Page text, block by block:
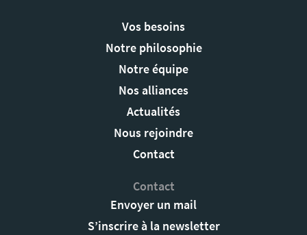
Vos besoins
Notre philosophie
Notre équipe
Nos alliances
Actualités
Nous rejoindre
Contact
Contact
Envoyer un mail
S’inscrire à la newsletter